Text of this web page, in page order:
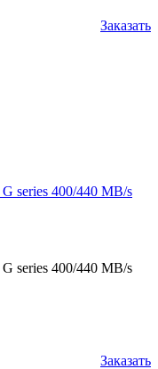
Заказать
series 400/440 MB/s
series 400/440 MB/s
Заказать